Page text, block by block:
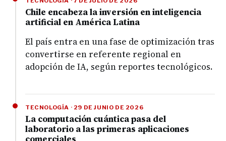
Chile encabeza la inversión en inteligencia
artificial en América Latina
El país entra en una fase de optimización tras
convertirse en referente regional en
adopción de IA, según reportes tecnológicos.
TECNOLOGÍA · 29 DE JUNIO DE 2026
La computación cuántica pasa del
laboratorio a las primeras aplicaciones